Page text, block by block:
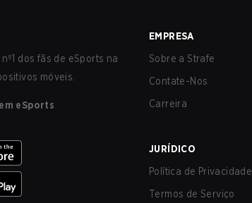
dos fãs de eSports na
móveis.
eSports
EMPRESA
Sobre a Strafe
Contate-Nos
Carreira
JURÍDICO
Política de Privacidade
Termos de Serviço